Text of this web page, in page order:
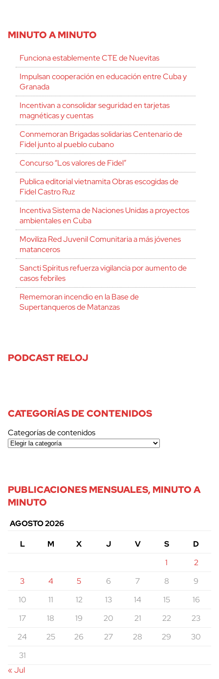
MINUTO A MINUTO
Funciona establemente CTE de Nuevitas
Impulsan cooperación en educación entre Cuba y
Granada
Incentivan a consolidar seguridad en tarjetas
magnéticas y cuentas
Conmemoran Brigadas solidarias Centenario de
Fidel junto al pueblo cubano
Concurso “Los valores de Fidel”
Publica editorial vietnamita Obras escogidas de
Fidel Castro Ruz
Incentiva Sistema de Naciones Unidas a proyectos
ambientales en Cuba
Moviliza Red Juvenil Comunitaria a más jóvenes
matanceros
Sancti Spíritus refuerza vigilancia por aumento de
casos febriles
Rememoran incendio en la Base de
Supertanqueros de Matanzas
PODCAST RELOJ
CATEGORÍAS DE CONTENIDOS
Categorías de contenidos
PUBLICACIONES MENSUALES, MINUTO A
MINUTO
AGOSTO 2026
L
M X J V S
D
1
2
3
4 5 6 7 8
9
10
11 12 13 14 15
16
17
18 19 20 21 22
23
24
25 26 27 28 29
30
31
« Jul